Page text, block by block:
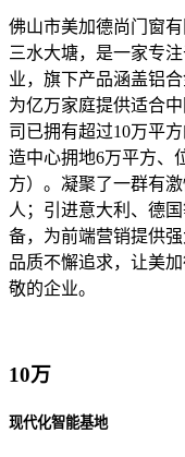
佛山市美加德尚门窗
三水大塘，是一家专
业，旗下产品涵盖铝
为亿万家庭提供适合
司已拥有超过10万平
造中心拥地6万平方、
方）。凝聚了一群有
人；引进意大利、德
备，为前端营销提供
品质不懈追求，让美
敬的企业。
10万
现代化智能基地